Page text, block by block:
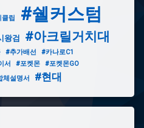
립 #쉘커스텀
왕검 #아크릴거치대
#추가배선 #카나로C1
서 #포켓몬
#포켓몬GO
체설명서 #현대